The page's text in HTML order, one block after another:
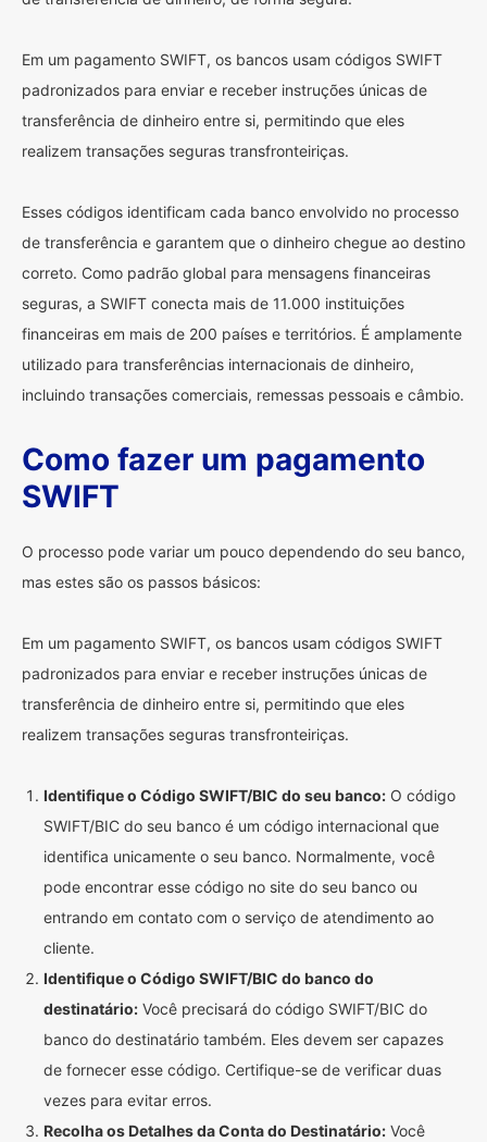
Em um pagamento SWIFT, os bancos usam códigos SWIFT
padronizados para enviar e receber instruções únicas de
transferência de dinheiro entre si, permitindo que eles
realizem transações seguras transfronteiriças.
Esses códigos identificam cada banco envolvido no processo
de transferência e garantem que o dinheiro chegue ao destino
correto. Como padrão global para mensagens financeiras
seguras, a SWIFT conecta mais de 11.000 instituições
financeiras em mais de 200 países e territórios. É amplamente
utilizado para transferências internacionais de dinheiro,
incluindo transações comerciais, remessas pessoais e câmbio.
Como fazer um pagamento
SWIFT
O processo pode variar um pouco dependendo do seu banco,
mas estes são os passos básicos:
Em um pagamento SWIFT, os bancos usam códigos SWIFT
padronizados para enviar e receber instruções únicas de
transferência de dinheiro entre si, permitindo que eles
realizem transações seguras transfronteiriças.
Identifique o Código SWIFT/BIC do seu banco: O código
SWIFT/BIC do seu banco é um código internacional que
identifica unicamente o seu banco. Normalmente, você
pode encontrar esse código no site do seu banco ou
entrando em contato com o serviço de atendimento ao
cliente.
Identifique o Código SWIFT/BIC do banco do
destinatário: Você precisará do código SWIFT/BIC do
banco do destinatário também. Eles devem ser capazes
de fornecer esse código. Certifique-se de verificar duas
vezes para evitar erros.
Recolha os Detalhes da Conta do Destinatário: Você